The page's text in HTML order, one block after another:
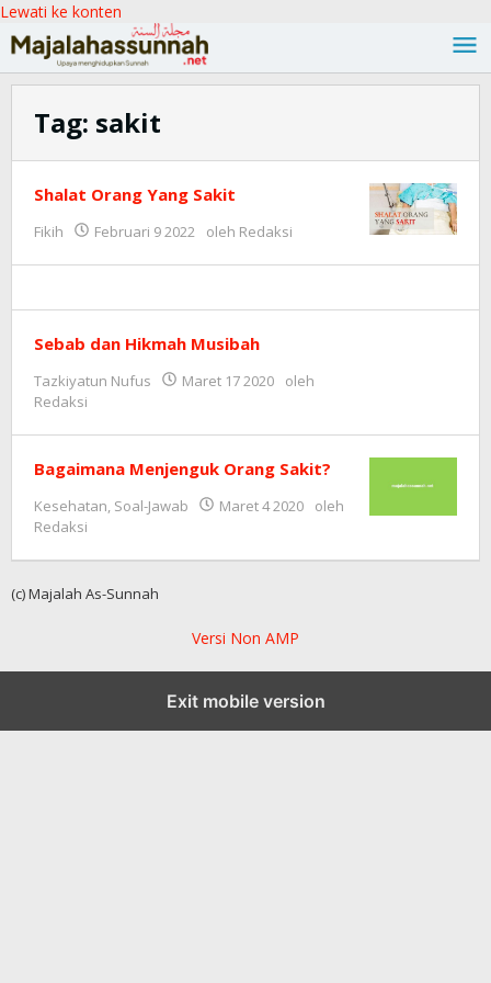
Lewati ke konten
Tag: sakit
Shalat Orang Yang Sakit
Fikih Februari 9 2022 oleh Redaksi
Sebab dan Hikmah Musibah
Tazkiyatun Nufus Maret 17 2020
oleh
Redaksi
Bagaimana Menjenguk Orang Sakit?
Kesehatan, Soal-Jawab Maret 4 2020
oleh
Redaksi
(c) Majalah As-Sunnah
Versi Non AMP
Exit mobile version